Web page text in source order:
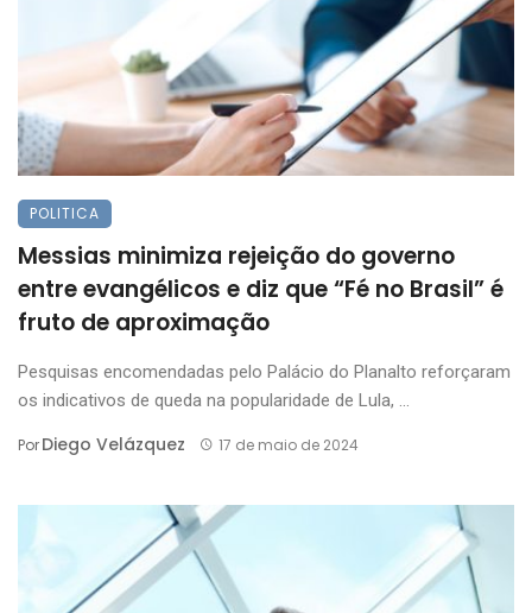
POLITICA
Messias minimiza rejeição do governo
entre evangélicos e diz que “Fé no Brasil” é
fruto de aproximação
Pesquisas encomendadas pelo Palácio do Planalto reforçaram
os indicativos de queda na popularidade de Lula, ...
PorDiego Velázquez 17 de maio de 2024